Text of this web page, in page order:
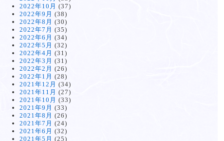
2022年10月 (37)
2022年9月 (38)
2022年8月 (30)
2022年7月 (35)
2022年6月 (34)
2022年5月 (32)
2022年4月 (31)
2022年3月 (31)
2022年2月 (26)
2022年1月 (28)
2021年12月 (34)
2021年11月 (27)
2021年10月 (33)
2021年9月 (33)
2021年8月 (26)
2021年7月 (24)
2021年6月 (32)
2021年5月 (25)